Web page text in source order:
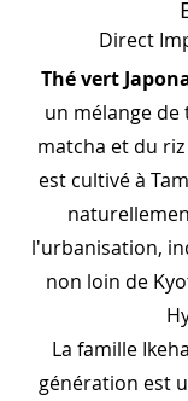
Direct
Thé vert
un mélange de
matcha et du
est cultivé à
l'urbanisation,
non loin de
La famille
génération est